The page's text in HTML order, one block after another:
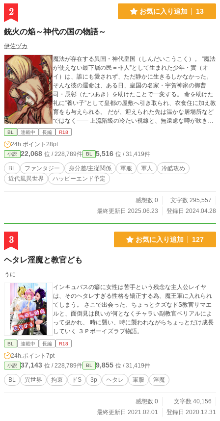
2 お気に入り追加 13
銃火の焔～神代の国の物語～
伊佐ヅカ
魔法が存在する異国・神代皇国（しんだいこうこく）。 “魔法
が使えない最下層の民＝非人”として生まれた少年・實（オ
イ）は、誰にも愛されず、ただ静かに生きるしかなかった。
そんな彼の運命は、ある日、皇国の名家・宇賀神家の御曹
司・辰彰（たつあき）を助けたことで一変する。 命を助けた
礼に”養い子”として皇都の屋敷へ引き取られ、衣食住に加え教
育をも与えられる。 だが、迎えられた先は温かな居場所など
ではなく―― 上流階級の冷たい視線と、無遠慮な噂が吹き荒
れる場所だった。 「辰義様に気に入られている？ あの年で可
の目的で皇都に？」 ひそひそと交わされる声に、胸の奥が軋
む。 けれど實には諦めきれないものがあった。 「非人でも戦
える手段を、この手で作る」 前世の記憶を活かして、“銃”と
いう魔法に頼らない武器の開発に挑み始める。 やがて、その
異端の知識と行動は、彼を救った相手―― 養い親・辰彰との
だな？」 初めは敵意を剥き出しにしていた辰彰の瞳が、少し
ずつ揺れていく。 冷たい視線の裏に隠された、孤独と情熱。
たりは何を選び、何を守るのか。 冷酷な将校×魔法のない少
年が織りなす、切なくも熱い軍服×身分差BL、開幕。
BL 連載中 長編 R18
24h.ポイント 28pt
小説 22,068 位 / 228,789件 BL 5,516 位 / 31,419件
BL ファンタジー 身分差/主従関係 軍服 軍人
冷酷攻め
近代風異世界
ハッピーエンド予定
感想数 0
文字数 295,557
最終更新日 2025.06.23
登録日 2024.04.28
3 お気に入り追加 127
ヘタレ淫魔と教官ども
うに
インキュバスの癖に女性は苦手という残念な主人公レイヤ
は、そのヘタレすぎる性格を矯正する為、魔王軍に入れられ
てしまう。 さこで出会った、ちょっとクズなドS教官サマエ
ルと、面倒見は良いが何となくチャラい副教官ベリアルによ
って扱かれ、 時に襲い、時に襲われながらちょっとだけ成長
していく ３Ｐボーイズラブ物語。
BL 連載中 長編 R18
24h.ポイント 7pt
小説 37,143 位 / 228,789件 BL 9,855 位 / 31,419件
BL 異世界 拘束 ドS 3p ヘタレ 軍服 淫魔
感想数 0
文字数 40,156
最終更新日 2021.02.01
登録日 2020.12.31